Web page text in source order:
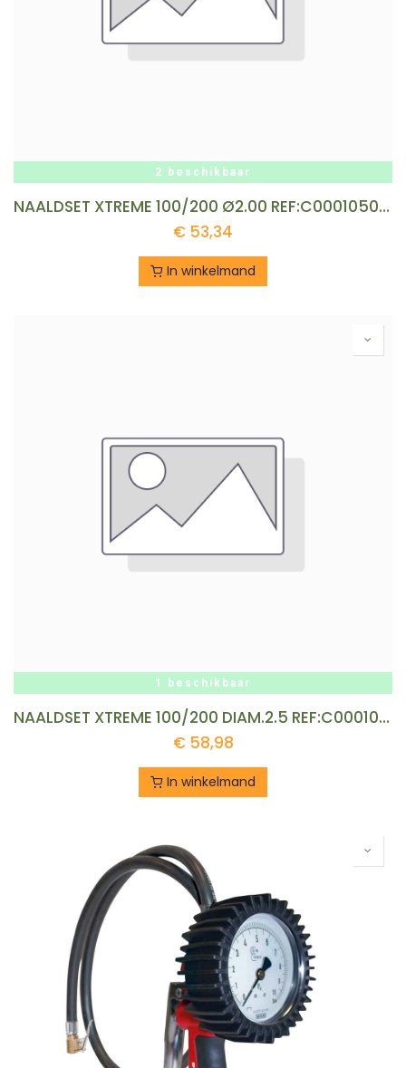
2 beschikbaar
NAALDSET XTREME 100/200 Ø2.00 REF:C00010504+1 CRIKO
€ 53,34
In winkelmand
1 beschikbaar
NAALDSET XTREME 100/200 DIAM.2.5 REF:C00010506+1
€ 58,98
In winkelmand